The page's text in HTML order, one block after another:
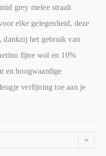
grey melee straalt
elke gelegenheid, deze
dankzij het gebruik van
fijne wol en 10%
en hoogwaardige
verfijning toe aan je